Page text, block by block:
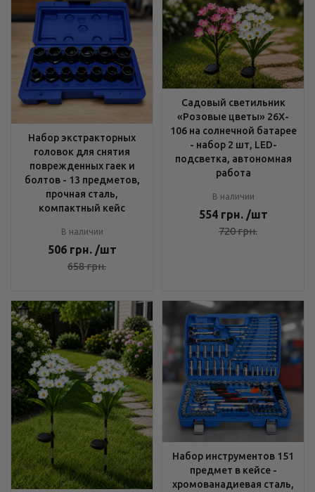
Набор экстракторных
головок для снятия
поврежденных гаек и
болтов - 13 предметов,
прочная сталь,
компактный кейс
В наличии
506 грн. /шт
658грн.
Садовый светильник
«Розовые цветы» 26X-
106 на солнечной батарее
- набор 2 шт, LED-
подсветка, автономная
работа
В наличии
554 грн. /шт
720грн.
Набор инструментов 151
предмет в кейсе -
хромованадиевая сталь,